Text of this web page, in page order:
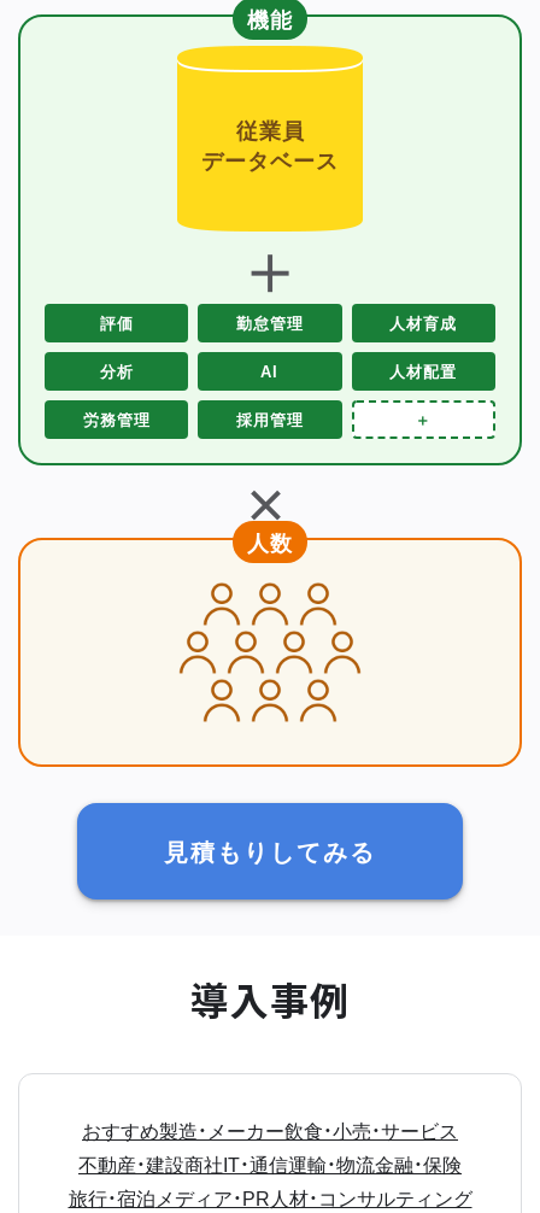
機能
従業員
データベース
＋
評価 勤怠管理 人材育成
分析 AI 人材配置
労務管理 採用管理 ＋
＋
人数
見積もりしてみる
導入事例
おすすめ製造・メーカー飲食・小売・サービス
不動産・建設商社IT・通信運輸・物流金融・保険
旅行・宿泊 メディア・PR人材・コンサルティング